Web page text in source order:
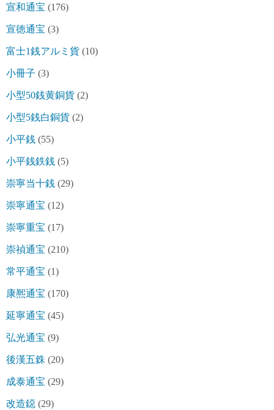
宣和通宝 (176)
宣徳通宝 (3)
富士1銭アルミ貨 (10)
小冊子 (3)
小型50銭黄銅貨 (2)
小型5銭白銅貨 (2)
小平銭 (55)
小平銭鉄銭 (5)
崇寧当十銭 (29)
崇寧通宝 (12)
崇寧重宝 (17)
崇禎通宝 (210)
常平通宝 (1)
康熈通宝 (170)
延寧通宝 (45)
弘光通宝 (9)
後漢五銖 (20)
成泰通宝 (29)
改造鐚 (29)